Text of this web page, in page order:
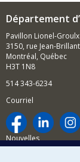
Département
Pavillon Lionel-Groulx
3150, rue Jean-Brillant
Montréal, Québec
H3T 1N8
514 343-6234
Courriel
Nouvelles